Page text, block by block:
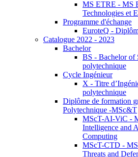
MS ETRE - MS
Technologies et
Programme d'échange
EuroteQ -
Catalogue 2022 - 2023
Bachelor
BS - Bachelor of
polytechnique
Cycle Ingénieur
X - Titre
polytechnique
Diplôme de formation
Polytechnique -MSc&T
MScT-AI-ViC -
Intelligence and
Computing
MScT-CTD -
Threats and